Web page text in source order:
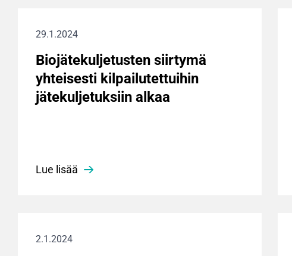
29.1.2024
Biojätekuljetusten siirtymä
yhteisesti kilpailutettuihin
jätekuljetuksiin alkaa
Lue lisää
2.1.2024